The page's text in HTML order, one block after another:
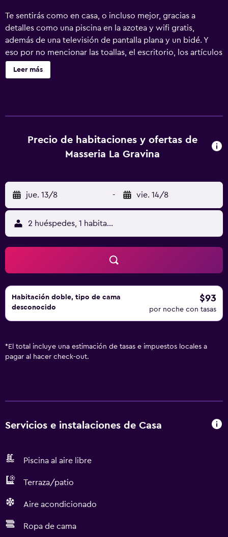
Te sentirás como en casa, o incluso mejor, gracias a
detalles como una piscina en la azotea y wifi gratis,
además de una televisión de pantalla plana y un bidé. Y
eso por no mencionar las toallas, el escritorio, los artículos
de higiene personal gratuitos y el secador de pelo.
Leer más
Precio de habitaciones y ofertas de
Masseria La Gravina
jue. 13/8 - vie. 14/8
2 huéspedes, 1 habitación
Habitación doble, tipo de cama
desconocido
$93
por noche con tasas
* El total incluye una estimación de tasas e impuestos locales a
pagar al hacer check-out.
Servicios e instalaciones de Casa
Piscina al aire libre
Terraza/patio
Aire acondicionado
Ropa de cama